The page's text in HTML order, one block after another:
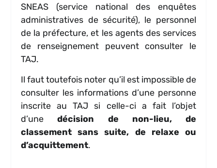
SNEAS (service national des enquêtes
administratives de sécurité), le personnel
de la préfecture, et les agents des services
de renseignement peuvent consulter le
TAJ.
Il faut toutefois noter qu’il est impossible de
consulter les informations d’une personne
inscrite au TAJ si celle-ci a fait l’objet
d’unedécision de non-lieu, de
classement sans suite, de relaxe ou
d’acquittement.